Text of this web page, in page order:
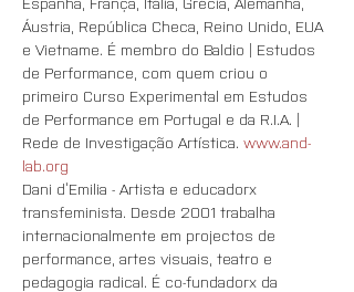
Áustria, República Checa, Reino Unido, EUA
e Vietname. É membro do Baldio | Estudos
de Performance, com quem criou o
primeiro Curso Experimental em Estudos
de Performance em Portugal e da R.I.A. |
Rede de Investigação Artística. www.and-
lab.org
Dani d’Emilia - Artista e educadorx
transfeminista. Desde 2001 trabalha
internacionalmente em projectos de
performance, artes visuais, teatro e
pedagogia radical. É co-fundadorx da